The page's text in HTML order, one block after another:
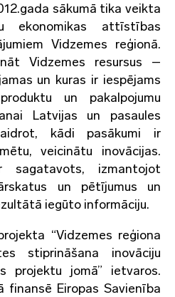
sākumā tika veikta
ekonomikas attīstības
Vidzemes reģionā.
Vidzemes resursus –
un kuras ir iespējams
un pakalpojumu
Latvijas un pasaules
kādi pasākumi ir
veicinātu inovācijas.
sagatavots, izmantojot
un pētījumus un
iegūto informāciju.
“Vidzemes reģiona
stiprināšana inovāciju
projektu jomā” ietvaros.
finansē Eiropas Savienība